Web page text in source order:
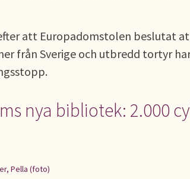
att Europadomstolen beslutat
från Sverige och utbredd tortyr
nya bibliotek: 2.000
Pella (foto)